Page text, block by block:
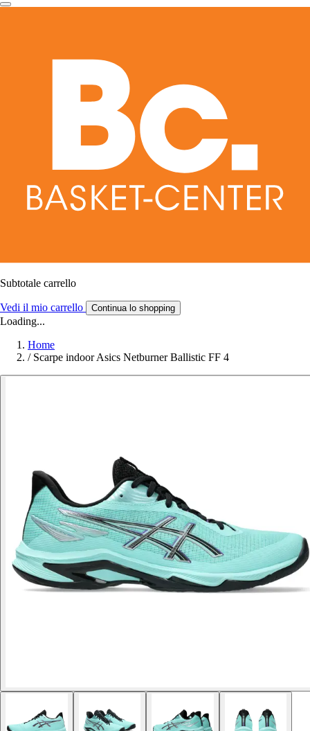
Subtotale carrello
Vedi il mio carrello Continua lo shopping
Loading...
Home
/ Scarpe indoor Asics Netburner Ballistic FF 4